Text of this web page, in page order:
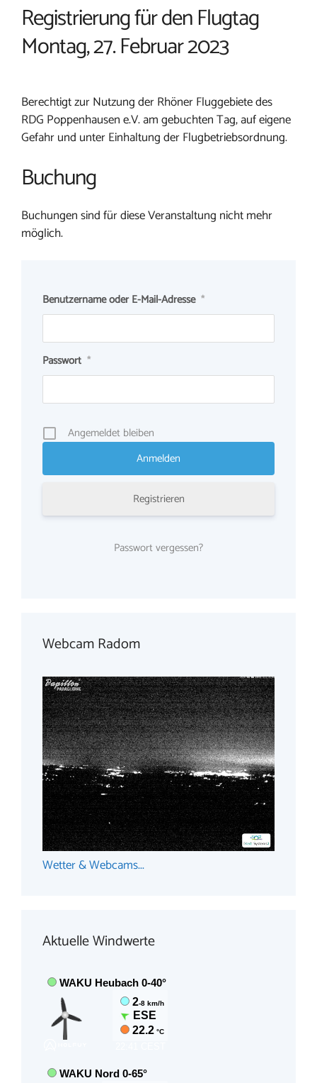
Registrierung für den Flugtag
Montag, 27. Februar 2023
Berechtigt zur Nutzung der Rhöner Fluggebiete des
RDG Poppenhausen e.V. am gebuchten Tag, auf eigene
Gefahr und unter Einhaltung der Flugbetriebsordnung.
Buchung
Buchungen sind für diese Veranstaltung nicht mehr
möglich.
Benutzername oder E-Mail-Adresse *
Passwort *
Angemeldet bleiben
Registrieren
Passwort vergessen?
Webcam Radom
Wetter & Webcams...
Aktuelle Windwerte